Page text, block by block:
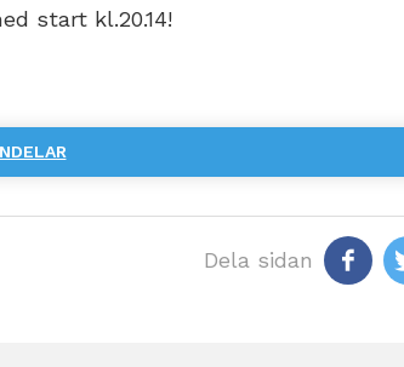
start kl.20.14!
Dela sidan